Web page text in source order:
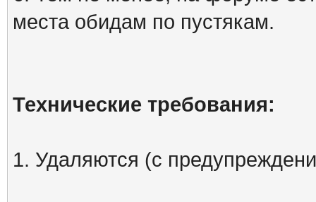
места обидам по пустякам.
Технические требования:
1. Удаляются (с